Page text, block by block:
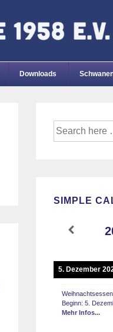
Downloads
Suche
nach:
SIMPLE
5. Dezember
Weihnachtsessen
Beginn:5.
Mehr Infos...